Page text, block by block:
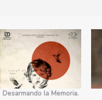
Desarmando la Memoria.